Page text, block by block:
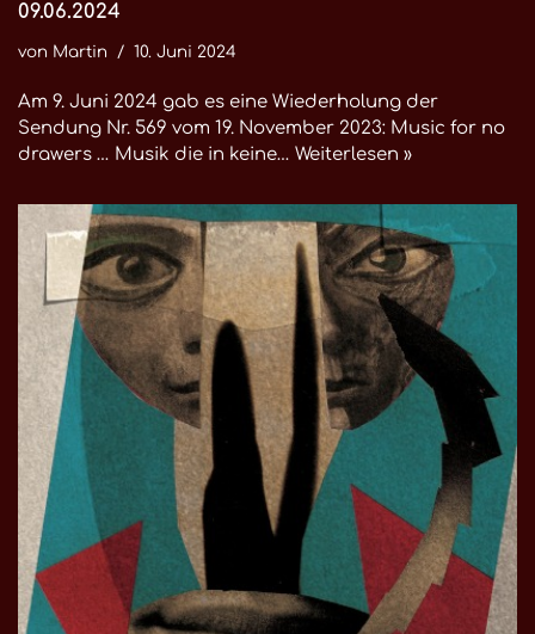
09.06.2024
von Martin 10. Juni 2024
Am 9. Juni 2024 gab es eine Wiederholung der
Sendung Nr. 569 vom 19. November 2023: Music for no
drawers … Musik die in keine… Weiterlesen »